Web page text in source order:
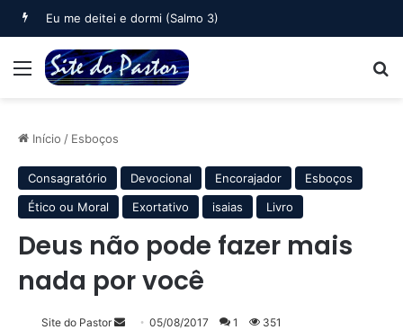
Eu me deitei e dormi (Salmo 3)
Menu
Início / Esboços
Consagratório Devocional Encorajador
Esboços
Ético ou Moral
Exortativo isaias Livro
Deus não pode fazer mais
nada por você
Site do Pastor
Mande05/08/2017 1 351